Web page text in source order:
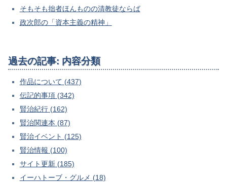
そもそも拙者ほんものの清教徒ならば
政次郎の「資本主義の精神」
過去の記事: 内容分類
作品について (437)
伝記的事項 (342)
賢治紀行 (162)
賢治関連本 (87)
賢治イベント (125)
賢治情報 (100)
サイト更新 (185)
イーハトーブ・グルメ (18)